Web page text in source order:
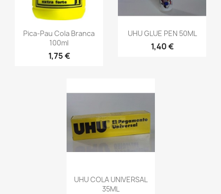
Pica-Pau Cola Branca
100ml
1,75 €
UHU GLUE PEN 50ML
1,40 €
UHU COLA UNIVERSAL
35ML